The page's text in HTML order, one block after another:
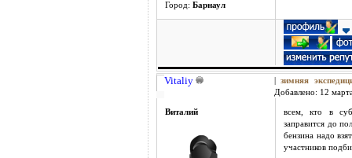
Город: Барнаул
Vitaliy |зимняя
Добавлено: 12
Виталий
всем, кто в
заправится до
бензина надо
участников